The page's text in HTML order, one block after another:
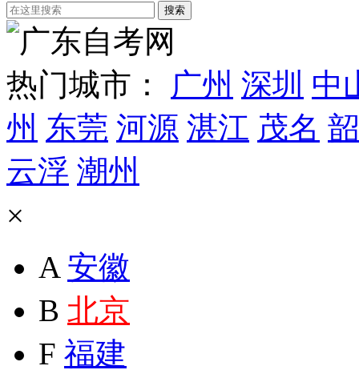
热门城市： 广州 深圳 中
州 东莞 河源 湛江 茂名
云浮 潮州
×
A 安徽
B 北京
F 福建